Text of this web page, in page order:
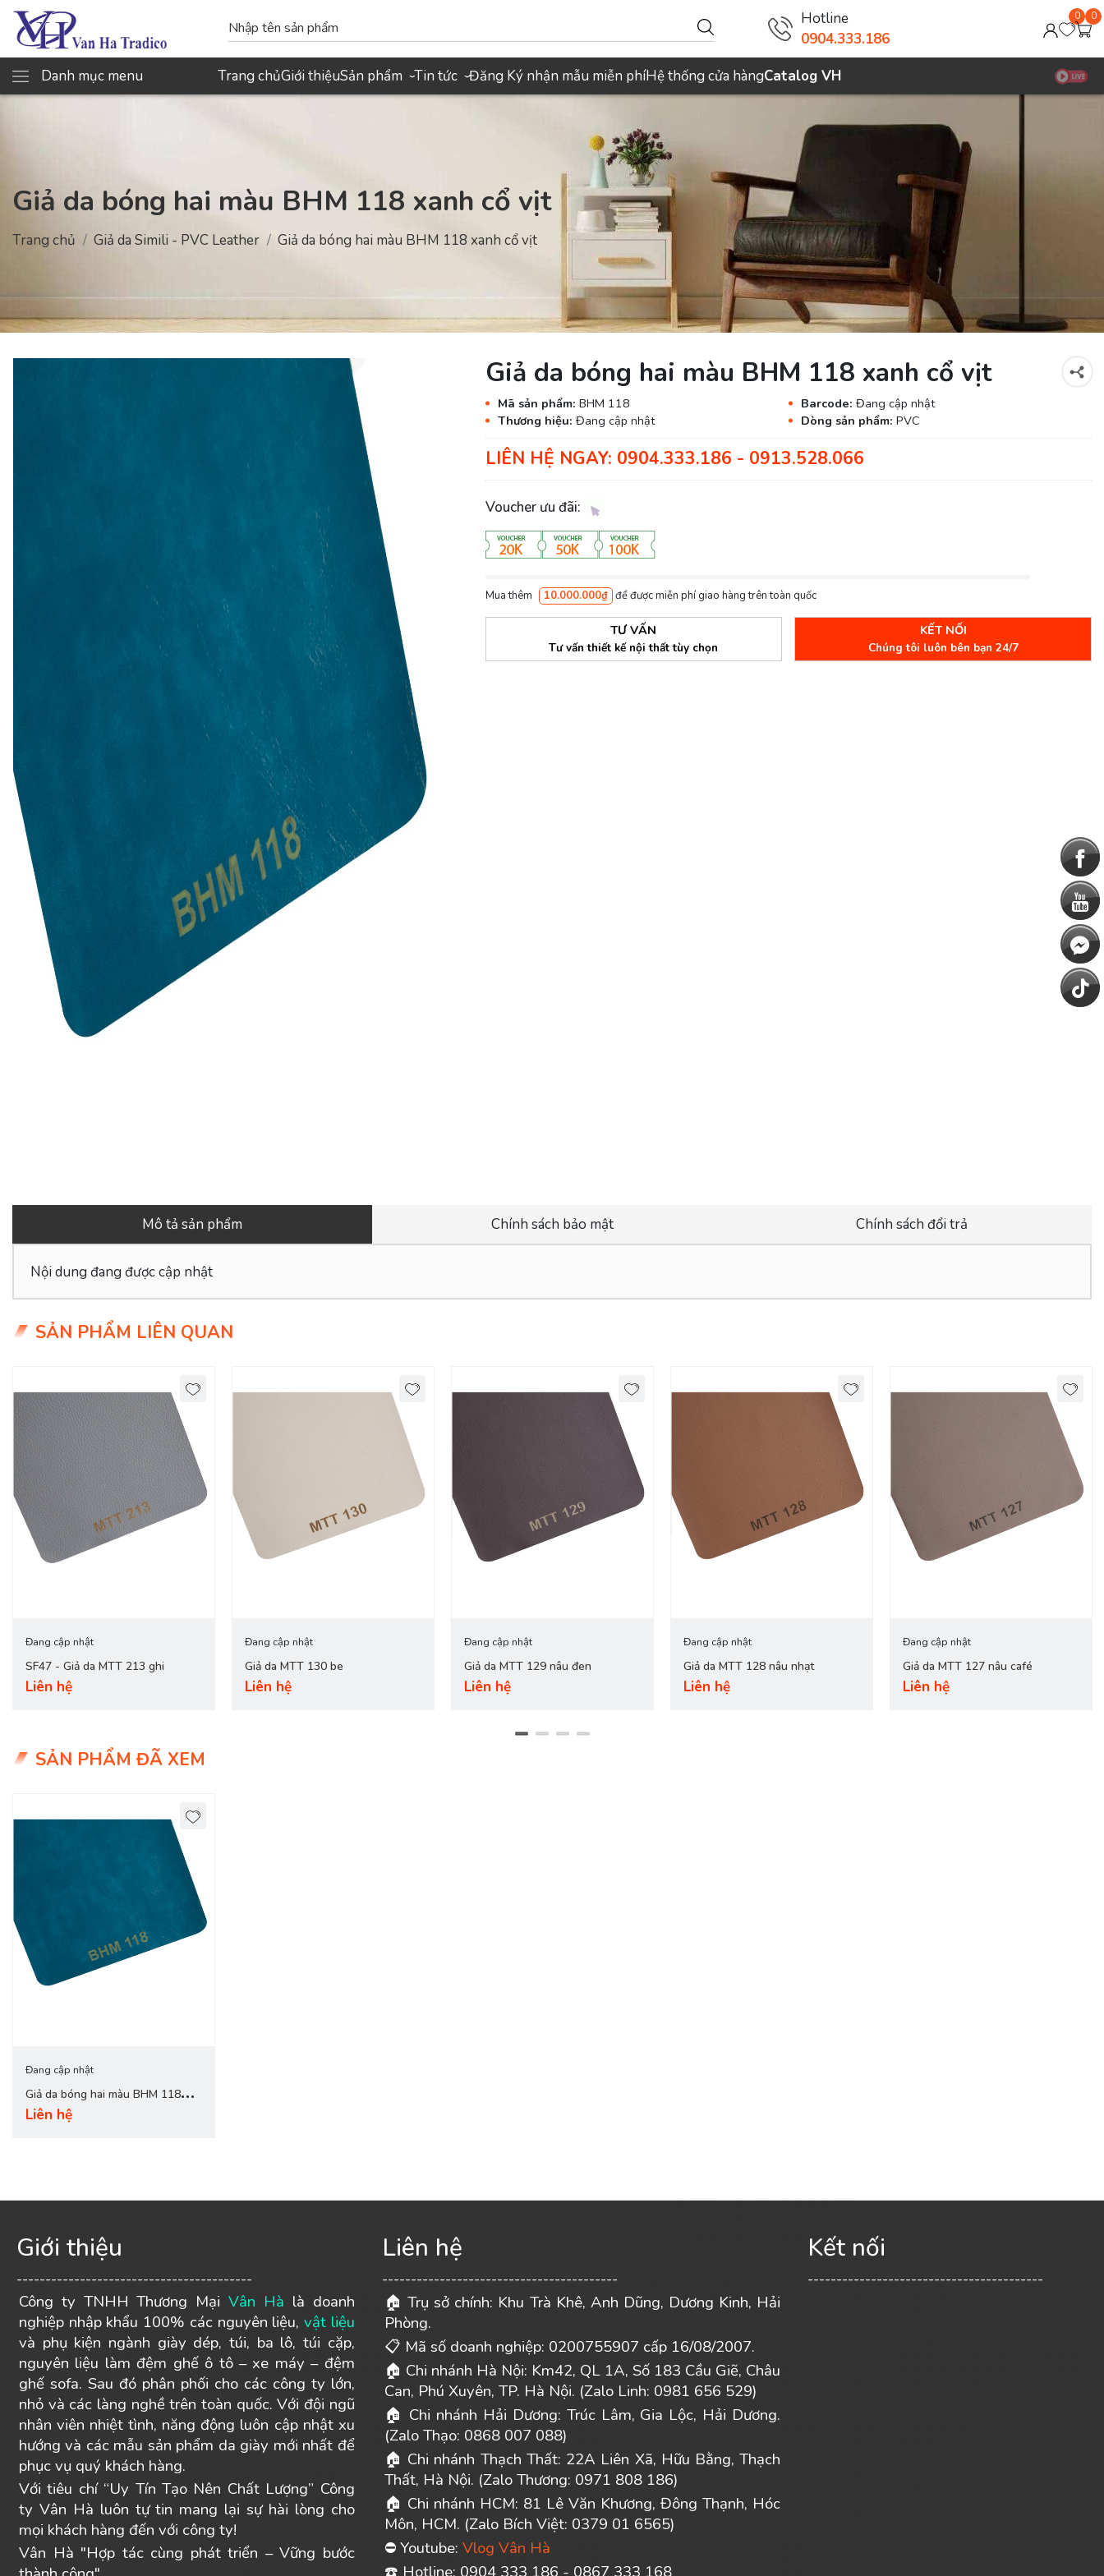
Hotline
0904.333.186
0 0
Danh mục menu Trang chủGiới thiệuSản phẩm ›Tin tức ›Đăng Ký nhận mẫu miễn phíHệ thống cửa hàngCatalog VH
Giả da bóng hai màu BHM 118 xanh cổ vịt
Trang chủ Giả da Simili - PVC Leather Giả da bóng hai màu BHM 118 xanh cổ vịt
Giả da bóng hai màu BHM 118 xanh cổ vịt
Mã sản phẩm: BHM 118 Barcode: Đang cập nhật
Thương hiệu: Đang cập nhật Dòng sản phẩm: PVC
LIÊN HỆ NGAY: 0904.333.186 - 0913.528.066
Voucher ưu đãi:
Mua thêm 10.000.000₫ để được miễn phí giao hàng trên toàn quốc
TƯ VẤN
Tư vấn thiết kế nội thất tùy chọn
KẾT NỐI
Chúng tôi luôn bên bạn 24/7
Mô tả sản phẩm Chính sách bảo mật Chính sách đổi trả
Nội dung đang được cập nhật
SẢN PHẨM LIÊN QUAN
Đang cập nhật
SF47 - Giả da MTT 213 ghi
Liên hệ
Đang cập nhật
Giả da MTT 130 be
Liên hệ
Đang cập nhật
Giả da MTT 129 nâu đen
Liên hệ
Đang cập nhật
Giả da MTT 128 nâu nhạt
Liên hệ
Đang cập nhật
Giả da MTT 127 nâu café
Liên hệ
SẢN PHẨM ĐÃ XEM
Đang cập nhật
Giả da bóng hai màu BHM 118
xanh cổ vịt
Liên hệ
Giới thiệu
-----------------------------------------
Công ty TNHH Thương MạiVân Hà là doanh
nghiệp nhập khẩu 100% các nguyên liệu, vật liệu
và phụ kiện ngành giày dép, túi, ba lô, túi cặp,
nguyên liệu làm đệm ghế ô tô – xe máy – đệm
ghế sofa. Sau đó phân phối cho các công ty lớn,
nhỏ và các làng nghề trên toàn quốc. Với đội ngũ
nhân viên nhiệt tình, năng động luôn cập nhật xu
hướng và các mẫu sản phẩm da giày mới nhất để
phục vụ quý khách hàng.
Với tiêu chí “Uy Tín Tạo Nên Chất Lượng” Công
ty Vân Hà luôn tự tin mang lại sự hài lòng cho
mọi khách hàng đến với công ty!
Vân Hà "Hợp tác cùng phát triển – Vững bước
Liên hệ
-----------------------------------------
🏠 Trụ sở chính: Khu Trà Khê, Anh Dũng, Dương Kinh, Hải
Phòng.
📋 Mã số doanh nghiệp: 0200755907 cấp 16/08/2007.
🏠 Chi nhánh Hà Nội: Km42, QL 1A, Số 183 Cầu Giẽ, Châu
Can, Phú Xuyên, TP. Hà Nội. (Zalo Linh: 0981 656 529)
🏠
Chi nhánh Hải Dương: Trúc Lâm, Gia Lộc, Hải Dương.
(Zalo Thạo: 0868 007 088)
🏠 Chi nhánh Thạch Thất: 22A Liên Xã, Hữu Bằng, Thạch
Thất, Hà Nội. (Zalo Thương: 0971 808 186)
🏠 Chi nhánh HCM: 81 Lê Văn Khương, Đông Thạnh, Hóc
Môn, HCM. (Zalo Bích Việt: 0379 01 6565)
⛔ Youtube: Vlog Vân Hà
☎
Kết nối
-----------------------------------------